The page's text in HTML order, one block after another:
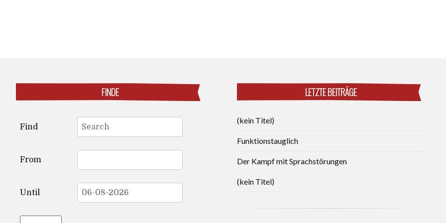
FINDE
for:
Find
From
Until
LETZTE BEITRÄGE
(kein Titel)
Funktionstauglich
Der Kampf mit Sprachstörungen
(kein Titel)